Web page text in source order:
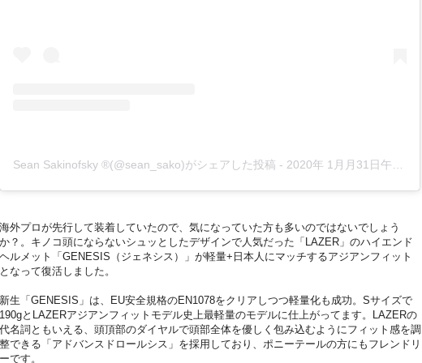
Sean Sakinofsky ®(@sean_sako)がシェアした投稿 - 2020年 1月月31日午前1時29分PST
海外プロが先行して装着していたので、気になっていた方も多いのではないでしょう
か？。キノコ頭にならないシュッとしたデザインで人気だった「LAZER」のハイエンド
ヘルメット「GENESIS（ジェネシス）」が軽量+日本人にマッチするアジアンフィット
となって復活しました。
新生「GENESIS」は、EU安全規格のEN1078をクリアしつつ軽量化も成功。Sサイズで
190gとLAZERアジアンフィットモデル史上最軽量のモデルに仕上がってます。LAZERの
代名詞ともいえる、頭頂部のダイヤルで頭部全体を優しく包み込むようにフィット感を調
整できる「アドバンスドロールシス」を採用しており、ポニーテールの方にもフレンドリ
ーです。